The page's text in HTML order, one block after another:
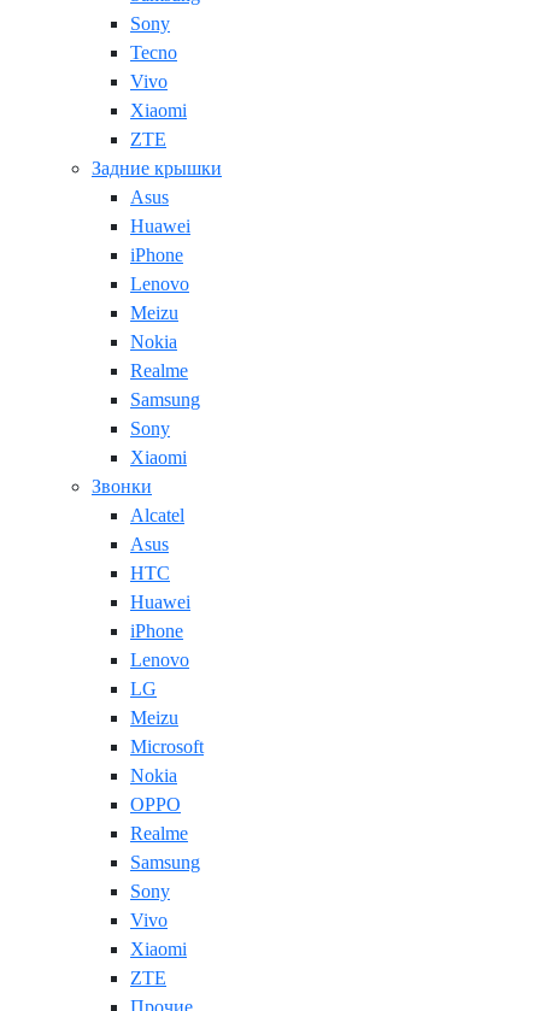
Sony
Tecno
Vivo
Xiaomi
ZTE
Задние крышки
Asus
Huawei
iPhone
Lenovo
Meizu
Nokia
Realme
Samsung
Sony
Xiaomi
Звонки
Alcatel
Asus
HTC
Huawei
iPhone
Lenovo
LG
Meizu
Microsoft
Nokia
OPPO
Realme
Samsung
Sony
Vivo
Xiaomi
ZTE